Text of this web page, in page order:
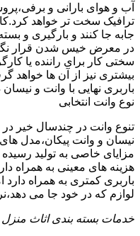
آب و هوای بارانی و
ترافیک سخت تر خواهد
جابه جا کنند و بارگیری و
در معرض خیس شدن قرار
سختی کار برای راننده یا
بیشتری نیز از آن ها خواهد
باربری نهایی با وانت و
نوع وانت انتخابی
تنوع وانت در چندسال خیر
نیسان و وانت پیکان،مدل
مزایای خاصی به تولید رسیده
هزینه های معینی به همراه
باربری کمتری به همراه دارد
لوازم که در خود جا می
خدمات بسته بندی اثاث منزل